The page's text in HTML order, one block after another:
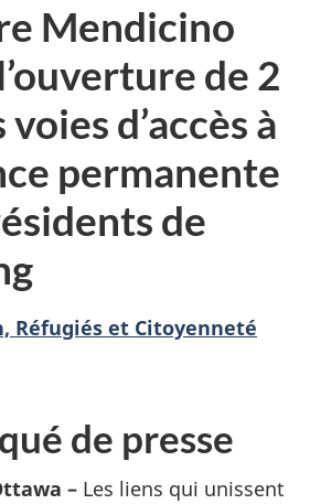
Mendicino
de 2
d’accès à
permanente
de
Réfugiés et Citoyenneté
de presse
– Les liens qui unissent